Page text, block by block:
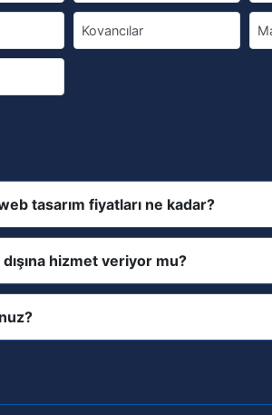
Kovancılar
tasarım fiyatları ne kadar?
dışına hizmet veriyor mu?